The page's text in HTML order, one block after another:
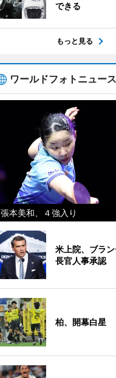
できる
もっと見る
ワールドフォトニュース
張本美和、４強入り
米上院、ブラ
長官人事承認
柏、開幕白星